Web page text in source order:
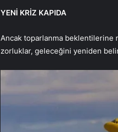
YENİ KRİZ KAPIDA
Ancak toparlanma beklentilerine
zorluklar, geleceğini yeniden